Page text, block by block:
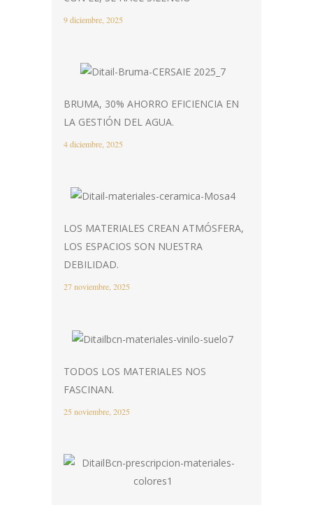
9 diciembre, 2025
BRUMA, 30% AHORRO EFICIENCIA EN
LA GESTIÓN DEL AGUA.
4 diciembre, 2025
LOS MATERIALES CREAN ATMÓSFERA,
LOS ESPACIOS SON NUESTRA
DEBILIDAD.
27 noviembre, 2025
TODOS LOS MATERIALES NOS
FASCINAN.
25 noviembre, 2025